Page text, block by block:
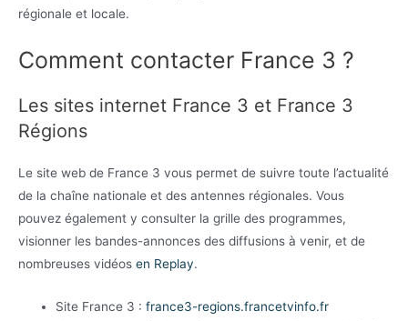
régionale et locale.
Comment contacter France 3 ?
Les sites internet France 3 et France 3
Régions
Le site web de France 3 vous permet de suivre toute l’actualité
de la chaîne nationale et des antennes régionales. Vous
pouvez également y consulter la grille des programmes,
visionner les bandes-annonces des diffusions à venir, et de
nombreuses vidéos en Replay.
Site France 3 :france3-regions.francetvinfo.fr